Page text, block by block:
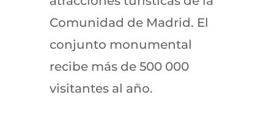
Comunidad de Madrid. El
conjunto monumental
recibe más de 500 000
visitantes al año.